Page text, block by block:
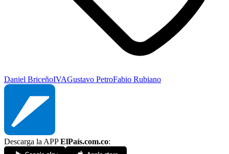
Daniel BriceñoIVAGustavo PetroFabio Rubiano
Descarga la APPElPaís.com.co: